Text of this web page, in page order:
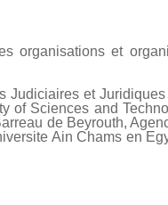
organisations et
Judiciaires et
of Sciences and
de Beyrouth,
Ain Chams en